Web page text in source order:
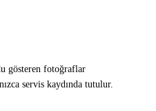
gösteren fotoğraflar
servis kaydında tutulur.